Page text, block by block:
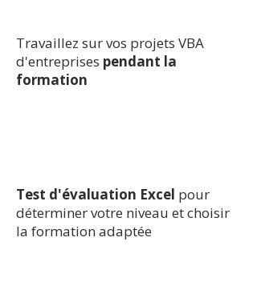
Travaillez sur vos projets VBA
d'entreprises pendant la
formation
Test d'évaluation Excel pour
déterminer votre niveau et choisir
la formation adaptée